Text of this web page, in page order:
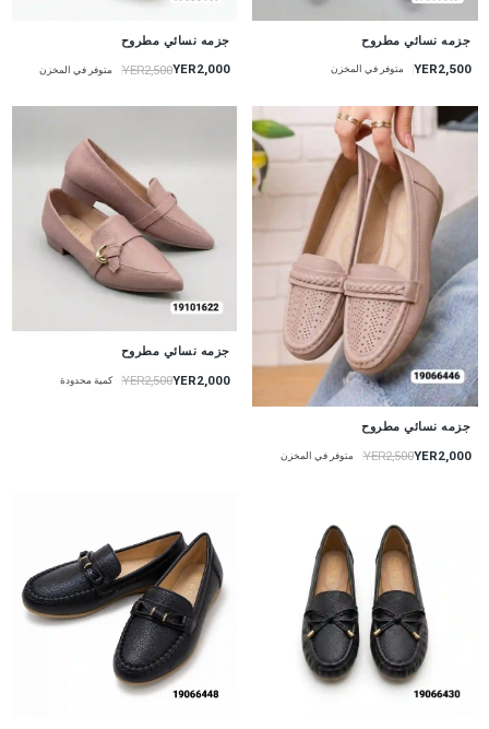
جزمه نسائي مطروح
YER2,500 متوفر في المخزن
جزمه نسائي مطروح
YER2,000
YER2,500 متوفر في المخزن
جزمه نسائي مطروح
YER2,000
YER2,500 متوفر في المخزن
جزمه نسائي مطروح
YER2,000
YER2,500 كمية محدودة